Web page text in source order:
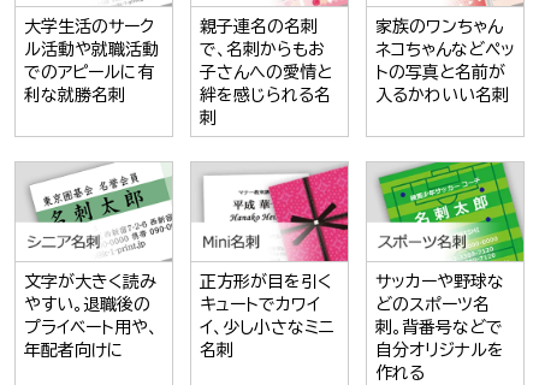
大学生活のサーク
ル活動や就職活動
でのアピールに有
利な就勝名刺
親子連名の名刺
で、名刺からもお
子さんへの愛情と
絆を感じられる名
刺
家族のワンちゃん
ネコちゃんなどペッ
トの写真と名前が
入るかわいい名刺
文字が大きく読み
やすい。退職後の
プライベート用や、
年配者向けに
正方形が目を引く
キュートでカワイ
イ、少し小さなミニ
名刺
サッカーや野球な
どのスポーツ名
刺。背番号などで
自分オリジナルを
作れる